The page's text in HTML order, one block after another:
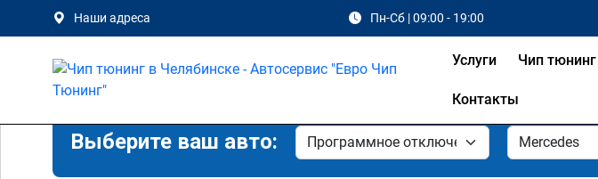
Наши адреса Пн-Сб | 09:00 - 19:00
Услуги Чип тюнинг
Контакты
Выберите ваш авто: